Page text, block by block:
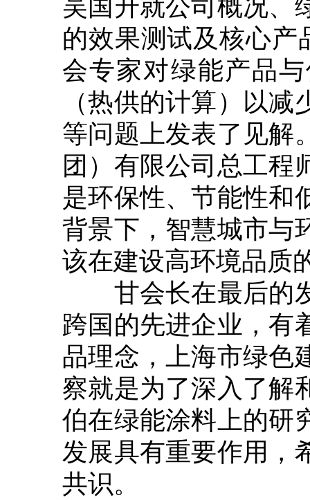
的效果测试及核心产
会专家对绿能产品
（热供的计算）以
等问题上发表了见解
团）有限公司总工程
是环保性、节能性和
背景下，智慧城市与
该在建设高环境品质
甘会长在最后的
跨国的先进企业，有
品理念，上海市绿色
察就是为了深入了解
伯在绿能涂料上的研
发展具有重要作用，
共识。